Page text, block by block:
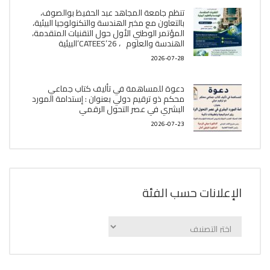
تنظم جامعة المجاهد عبد الحفيظ بوالصوف،
بالتعاون مع مخبر الھندسة والتكنولوجيا البیئیة،
المؤتمر الوطني الأول حول التقنيات المتقدمة،
الھندسة والعلوم ، CATEES’26’البیئية
2026-07-28
دعوة للمساهمة في تأليف كتاب جماعي
محكم ذو ترقيم دولي بعنوان : إستدامة المورد
البشري في عصر التحول الرقمي
2026-07-23
الإعلانات حسب الفئة
الإعلانات